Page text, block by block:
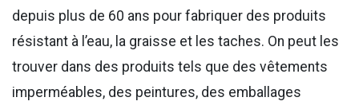
depuis plus de 60 ans pour fabriquer des produits
résistant à l’eau, la graisse et les taches. On peut les
trouver dans des produits tels que des vêtements
imperméables, des peintures, des emballages